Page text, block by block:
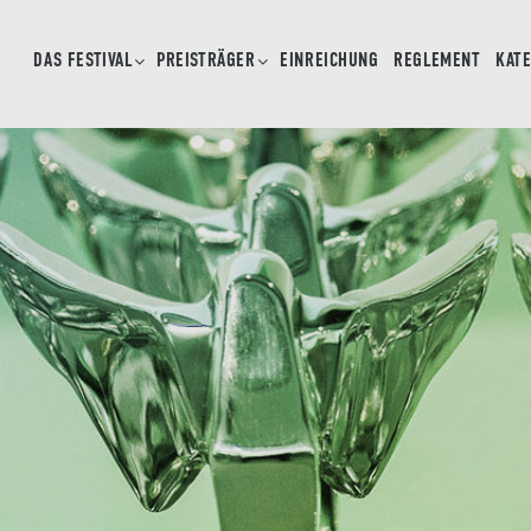
DAS FESTIVAL PREISTRÄGER EINREICHUNG REGLEMENT